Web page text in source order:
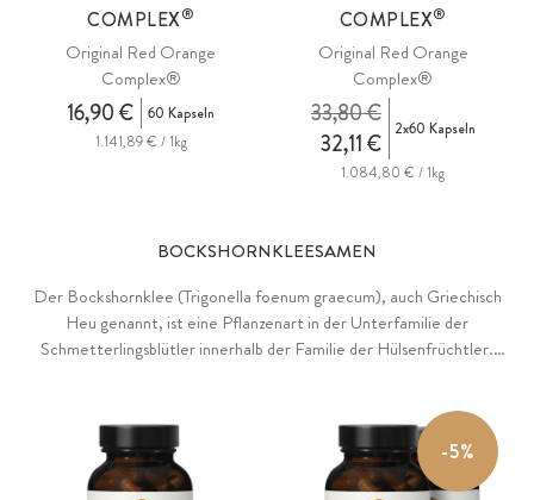
COMPLEX®
Original Red Orange
Complex®
16,90 €
60 Kapseln
1.141,89 € / 1kg
COMPLEX®
Original Red Orange
Complex®
32,11 €
33,80 € 2x60 Kapseln
1.084,80 € / 1kg
BOCKSHORNKLEESAMEN
Der Bockshornklee (Trigonella foenum graecum), auch Griechisch
Heu genannt, ist eine Pflanzenart in der Unterfamilie der
Schmetterlingsblütler innerhalb der Familie der Hülsenfrüchtler.
Extrakt mit standardisiertem Gehalt von 50% Saponinen, gewonnen
mittels Wasserextraktion. Ohne Zusätze, vegan.
-5%